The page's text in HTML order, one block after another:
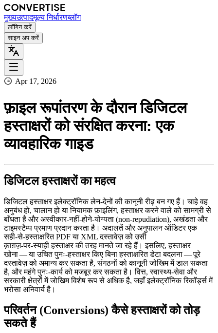
मुख्यउत्पादमूल्य निर्धारणब्लॉग
लॉगिन करें
साइन अप करें
🕒 Apr 17, 2026
फ़ाइल रूपांतरण के दौरान डिजिटल
हस्ताक्षरों को संरक्षित करना: एक
व्यावहारिक गाइड
डिजिटल हस्ताक्षरों का महत्व
डिजिटल हस्ताक्षर इलेक्ट्रॉनिक लेन‑देनों की कानूनी रीढ़ बन गए हैं। चाहे वह
अनुबंध हो, चालान हो या नियामक फ़ाइलिंग, हस्ताक्षर करने वाले को सामग्री से
बाँधता है और अस्वीकार‑नहीं‑होने‑योग्यता (non‑repudiation), अखंडता और
टाइमस्टैम्प प्रमाण प्रदान करता है। अदालतें और अनुपालन ऑडिटर एक
सही‑से‑हस्ताक्षरित PDF या XML दस्तावेज़ को उसी
क़ाग़ज़‑पर‑स्याही हस्ताक्षर की तरह मानते जा रहे हैं। इसलिए, हस्ताक्षर
खोना — या उचित पुनः‑हस्ताक्षर किए बिना हस्ताक्षरित डेटा बदलना — पूरे
दस्तावेज़ को अमान्य कर सकता है, संगठनों को कानूनी जोखिम में डाल सकता
है, और महंगे पुनः‑कार्य को मजबूर कर सकता है। वित्त, स्वास्थ्य‑सेवा और
सरकारी क्षेत्रों में जोखिम विशेष रूप से अधिक है, जहाँ इलेक्ट्रॉनिक रिकॉर्ड्स में
भरोसा अनिवार्य है।
परिवर्तन (Conversions) कैसे हस्ताक्षरों को तोड़
सकते हैं